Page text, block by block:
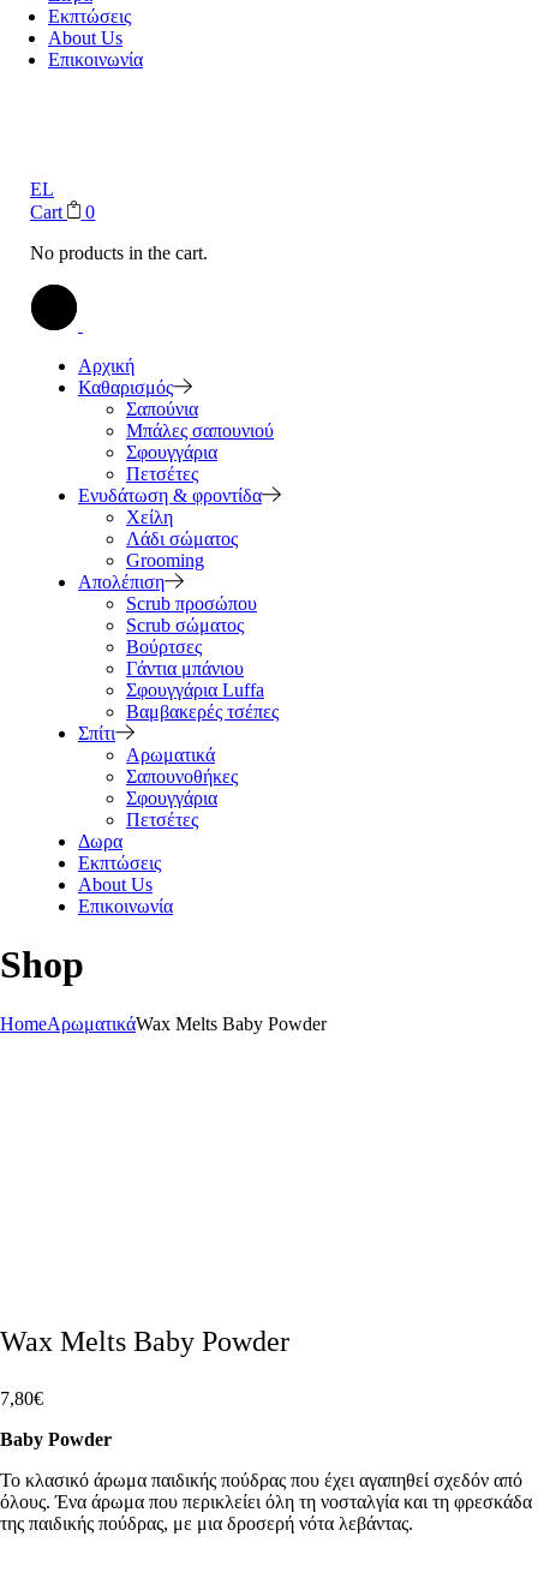
Εκπτώσεις
About Us
Επικοινωνία
EL
Cart
0
No products in the cart.
Αρχική
Καθαρισμός
Σαπούνια
Μπάλες σαπουνιού
Σφουγγάρια
Πετσέτες
Ενυδάτωση & φροντίδα
Χείλη
Λάδι σώματος
Grooming
Απολέπιση
Scrub προσώπου
Scrub σώματος
Βούρτσες
Γάντια μπάνιου
Σφουγγάρια Luffa
Βαμβακερές τσέπες
Σπίτι
Αρωματικά
Σαπουνοθήκες
Σφουγγάρια
Πετσέτες
Δωρα
Εκπτώσεις
About Us
Επικοινωνία
Shop
HomeΑρωματικάWax Melts Baby Powder
Wax Melts Baby Powder
7,80€
Baby Powder
To κλασικό άρωμα παιδικής πούδρας που έχει αγαπηθεί σχεδόν από
όλους. Ένα άρωμα που περικλείει όλη τη νοσταλγία και τη φρεσκάδα
της παιδικής πούδρας, με μια δροσερή νότα λεβάντας.